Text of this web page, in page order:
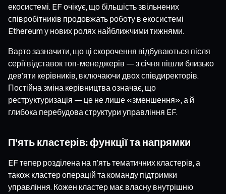
екосистемі. EF очікує, що більшість звільнених
співробітників продовжать роботу в екосистемі
Ethereum у нових ролях найближчими тижнями.
Варто зазначити, що ці скорочення відбуваються після
серії відставок топ-менеджерів — з січня пішли близько
дев’яти керівників, включаючи двох співдиректорів.
Постійна зміна керівництва означає, що
реструктуризація — це не лише «зменшення», а й
глибока перебудова структури управління EF.
П’ять кластерів: функції та напрямки
EF тепер розділена на п’ять тематичних кластерів, а
також кластер операцій та команду підтримки
управління. Кожен кластер має власну внутрішню